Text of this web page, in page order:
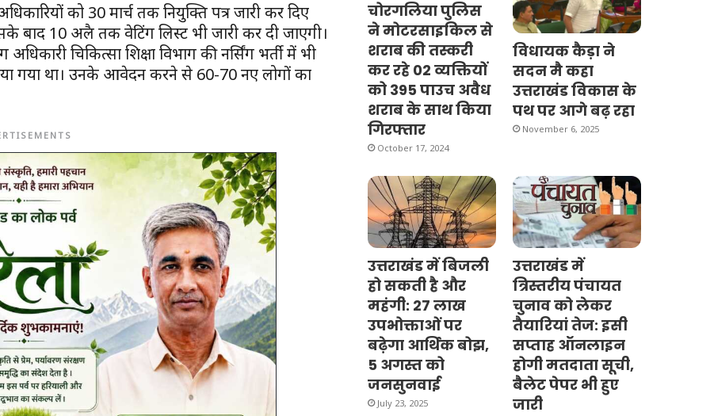
को 30 मार्च तक नियुक्ति पत्र जारी कर दिए
बाद 10 अप्रैल तक वेटिंग लिस्ट भी जारी कर दी जाएगी।
चिकित्सा शिक्षा विभाग की नर्सिंग भर्ती में भी
गया था। उनके आवेदन करने से 60-70 नए लोगों का
चोरगलिया पुलिस
ने मोटरसाइकिल से
शराब की तस्करी
कर रहे 02 व्यक्तियों
को 395 पाउच अवैध
शराब के साथ किया
गिरफ्तार
October 17, 2024
विधायक कैड़ा ने
सदन मै कहा
उत्तराखंड विकास के
पथ पर आगे बढ़ रहा
November 6, 2025
उत्तराखंड में बिजली
हो सकती है और
महंगी: 27 लाख
उपभोक्ताओं पर
बढ़ेगा आर्थिक बोझ,
5 अगस्त को
जनसुनवाई
July 23, 2025
उत्तराखंड में
त्रिस्तरीय पंचायत
चुनाव को लेकर
तैयारियां तेज: इसी
सप्ताह ऑनलाइन
होगी मतदाता सूची,
बैलेट पेपर भी हुए
जारी